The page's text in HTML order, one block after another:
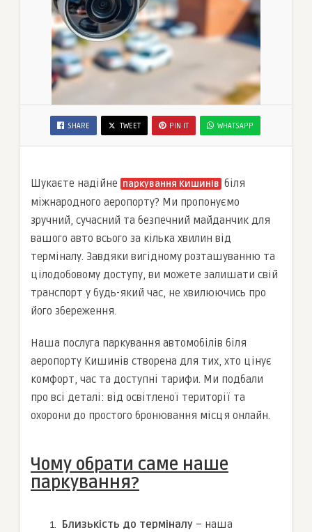
SHARE TWEET PIN IT WHATSAPP
Шукаєте надійне паркування Кишинів біля
міжнародного аеропорту? Ми пропонуємо
зручний, сучасний та безпечний майданчик для
вашого авто всього за кілька хвилин від
терміналу. Завдяки вигідному розташуванню та
цілодобовому доступу, ви можете залишати свій
транспорт у будь-який час, не хвилюючись про
його збереження.
Наша послуга паркування автомобілів біля
аеропорту Кишинів створена для тих, хто цінує
комфорт, час та доступні тарифи. Ми подбали
про всі деталі: від освітленої території та
охорони до простого бронювання місця онлайн.
Чому обрати саме наше
паркування?
Близькість до терміналу – наша